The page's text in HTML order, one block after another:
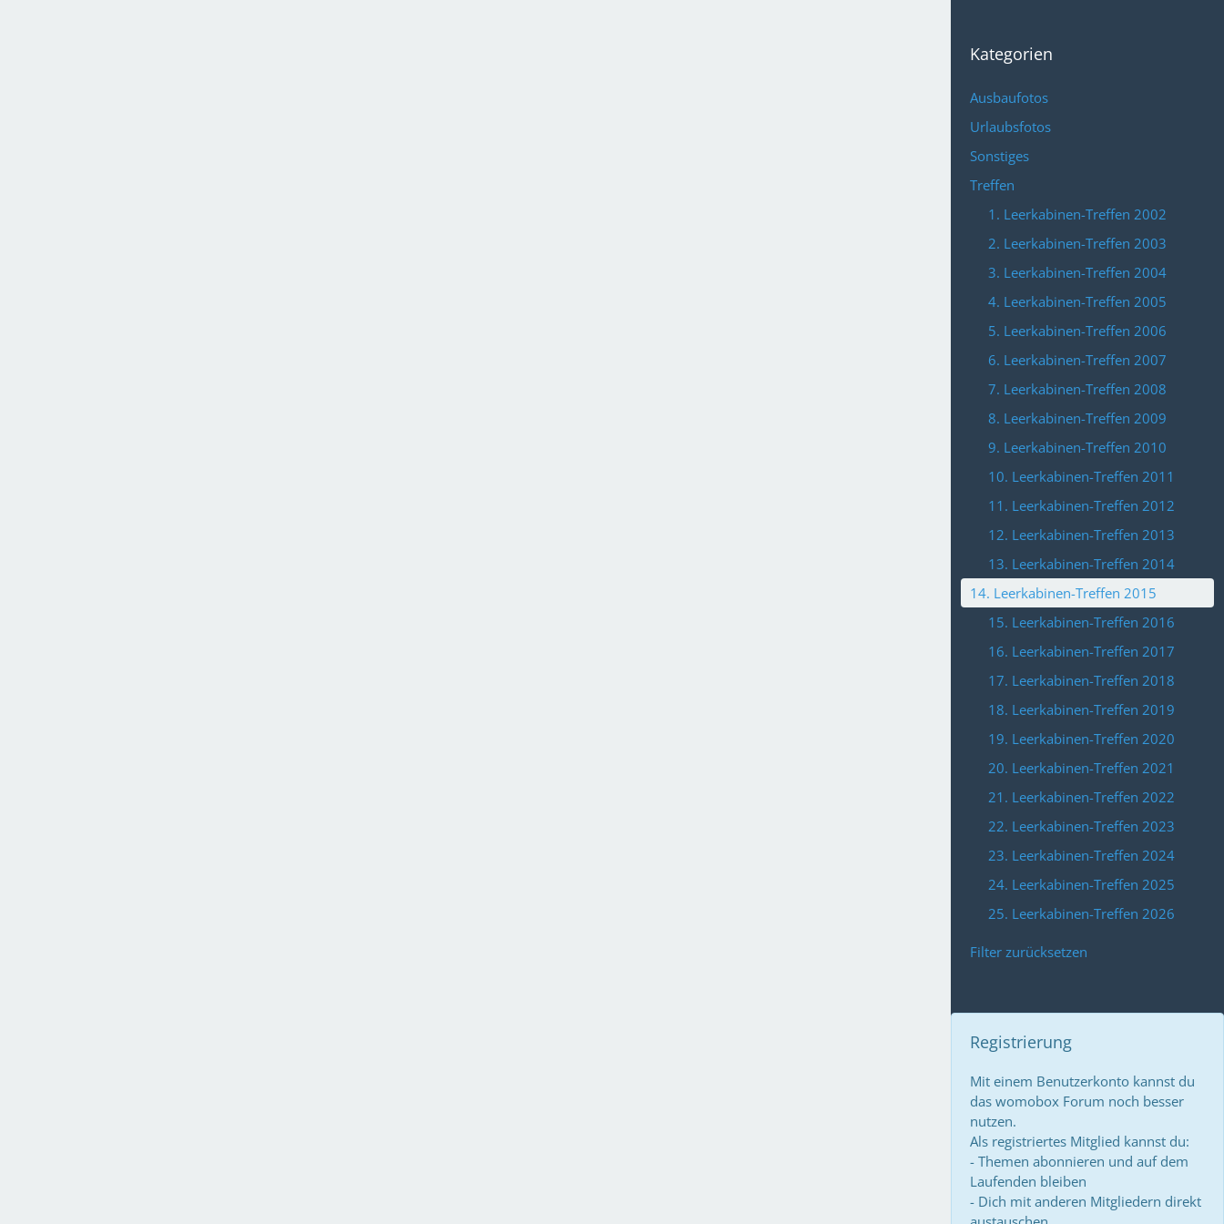
Kategorien
Ausbaufotos
Urlaubsfotos
Sonstiges
Treffen
1. Leerkabinen-Treffen 2002
2. Leerkabinen-Treffen 2003
3. Leerkabinen-Treffen 2004
4. Leerkabinen-Treffen 2005
5. Leerkabinen-Treffen 2006
6. Leerkabinen-Treffen 2007
7. Leerkabinen-Treffen 2008
8. Leerkabinen-Treffen 2009
9. Leerkabinen-Treffen 2010
10. Leerkabinen-Treffen 2011
11. Leerkabinen-Treffen 2012
12. Leerkabinen-Treffen 2013
13. Leerkabinen-Treffen 2014
14. Leerkabinen-Treffen 2015
15. Leerkabinen-Treffen 2016
16. Leerkabinen-Treffen 2017
17. Leerkabinen-Treffen 2018
18. Leerkabinen-Treffen 2019
19. Leerkabinen-Treffen 2020
20. Leerkabinen-Treffen 2021
21. Leerkabinen-Treffen 2022
22. Leerkabinen-Treffen 2023
23. Leerkabinen-Treffen 2024
24. Leerkabinen-Treffen 2025
25. Leerkabinen-Treffen 2026
Filter zurücksetzen
Registrierung
Mit einem Benutzerkonto kannst du
das womobox Forum noch besser
nutzen.
Als registriertes Mitglied kannst du:
- Themen abonnieren und auf dem
Laufenden bleiben
- Dich mit anderen Mitgliedern direkt